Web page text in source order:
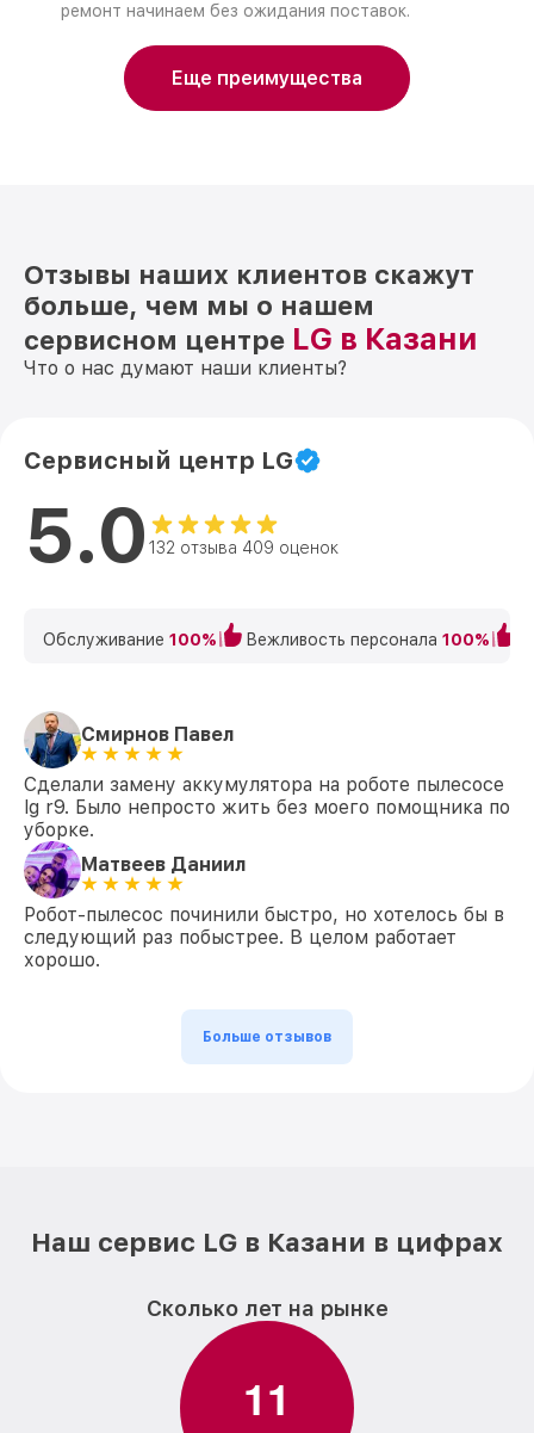
ремонт начинаем без ожидания поставок.
Еще преимущества
Отзывы наших клиентов скажут
больше, чем мы о нашем
сервисном центре LG в Казани
Что о нас думают наши клиенты?
Сервисный центр LG
5.0 132 отзыва 409 оценок
Обслуживание 100% Вежливость персонала 100%
Смирнов Павел
Сделали замену аккумулятора на роботе пылесосе
lg r9. Было непросто жить без моего помощника по
уборке.
Матвеев Даниил
Робот-пылесос починили быстро, но хотелось бы в
следующий раз побыстрее. В целом работает
хорошо.
Больше отзывов
Наш сервис LG в Казани в цифрах
Сколько лет на рынке
11